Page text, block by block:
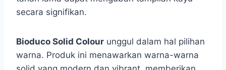
secara signifikan.
Bioduco Solid Colour unggul dalam hal pilihan
warna. Produk ini menawarkan warna-warna